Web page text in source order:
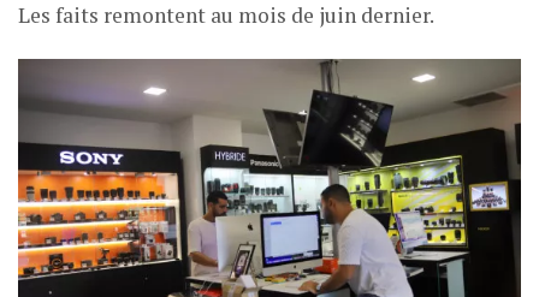
Les faits remontent au mois de juin dernier.